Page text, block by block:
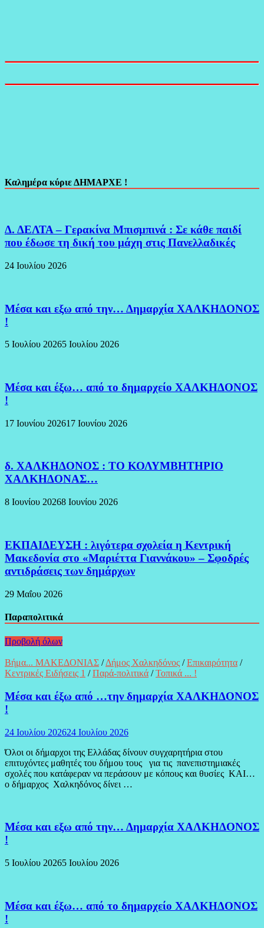
Καλημέρα κύριε ΔΗΜΑΡΧΕ !
Δ. ΔΕΛΤΑ – Γερακίνα Μπισμπινά : Σε κάθε παιδί
που έδωσε τη δική του μάχη στις Πανελλαδικές
24 Ιουλίου 2026
Μέσα και εξω από την… Δημαρχία ΧΑΛΚΗΔΟΝΟΣ
!
5 Ιουλίου 20265 Ιουλίου 2026
Μέσα και έξω… από το δημαρχείο ΧΑΛΚΗΔΟΝΟΣ
!
17 Ιουνίου 202617 Ιουνίου 2026
δ. ΧΑΛΚΗΔΟΝΟΣ : ΤΟ ΚΟΛΥΜΒΗΤΗΡΙΟ
ΧΑΛΚΗΔΟΝΑΣ…
8 Ιουνίου 20268 Ιουνίου 2026
ΕΚΠΑΙΔΕΥΣΗ : λιγότερα σχολεία η Κεντρική
Μακεδονία στο «Μαριέττα Γιαννάκου» – Σφοδρές
αντιδράσεις των δημάρχων
29 Μαΐου 2026
Παραπολιτικά
Προβολή όλων
Βήμα... ΜΑΚΕΔΟΝΙΑΣ /Δήμος Χαλκηδόνος /Επικαιρότητα /
Κεντρικές Ειδήσεις 1 /Παρά-πολιτικά /Τοπικά ... !
Μέσα και έξω από …την δημαρχία ΧΑΛΚΗΔΟΝΟΣ
!
24 Ιουλίου 202624 Ιουλίου 2026
Όλοι οι δήμαρχοι της Ελλάδας δίνουν συγχαρητήρια στου
επιτυχόντες μαθητές του δήμου τους για τις πανεπιστημιακές
σχολές που κατάφεραν να περάσουν με κόπους και θυσίες ΚΑΙ…
ο δήμαρχος Χαλκηδόνος δίνει …
Μέσα και εξω από την… Δημαρχία ΧΑΛΚΗΔΟΝΟΣ
!
5 Ιουλίου 20265 Ιουλίου 2026
Μέσα και έξω… από το δημαρχείο ΧΑΛΚΗΔΟΝΟΣ
!